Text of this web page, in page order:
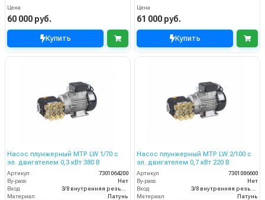
Цена
60 000 руб.
Купить
Цена
61 000 руб.
Купить
Насос плунжерный MTP LW 1/70 с
эл. двигателем 0,3 кВт 380 В
Артикул
7301064200
By-pass
Нет
Вход
Материал
Латунь
Насос плунжерный MTP LW 2/100 с
эл. двигателем 0,7 кВт 220 В
Артикул
7301086600
By-pass
Нет
Вход
Материал
Латунь